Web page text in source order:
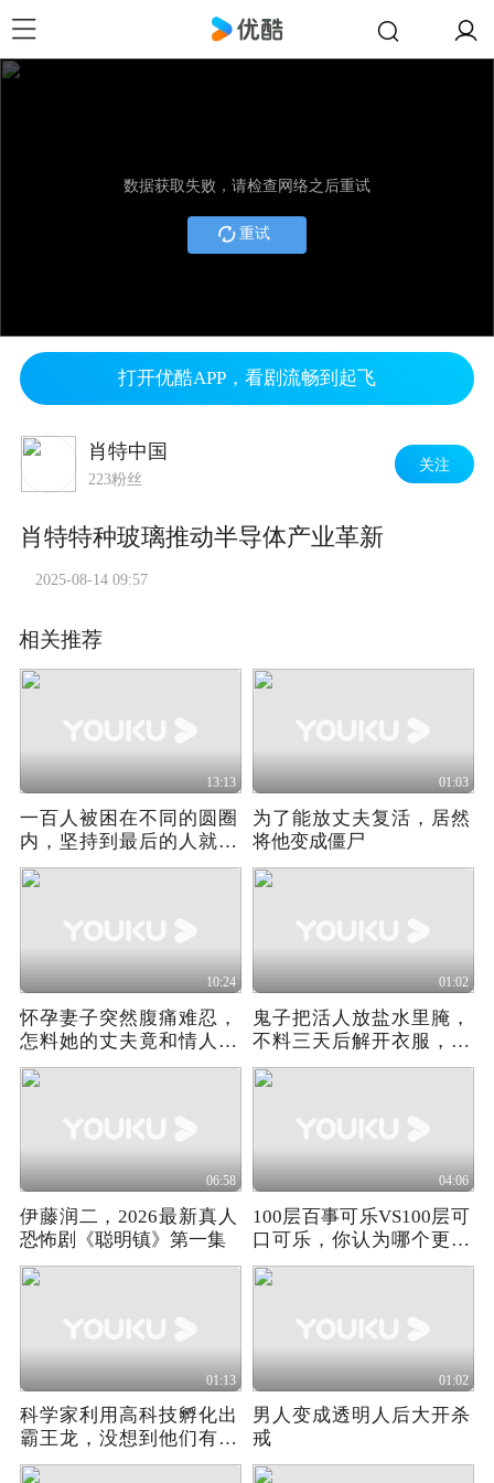
数据获取失败，请检查网络之后重试
重试
打开优酷APP，看剧流畅到起飞
肖特中国
223粉丝
关注
肖特特种玻璃推动半导体产业革新
2025-08-14 09:57
相关推荐
13:13
一百人被困在不同的圆圈
内，坚持到最后的人就能
赢得50万美金
01:03
为了能放丈夫复活，居然
将他变成僵尸
10:24
怀孕妻子突然腹痛难忍，
怎料她的丈夫竟和情人在
一起，令人气愤
01:02
鬼子把活人放盐水里腌，
不料三天后解开衣服，直
接吓傻所有鬼子
06:58
伊藤润二，2026最新真人
恐怖剧《聪明镇》第一集
04:06
100层百事可乐VS100层可
口可乐，你认为哪个更加
坚固
01:13
科学家利用高科技孵化出
霸王龙，没想到他们有了
自我意识
01:02
男人变成透明人后大开杀
戒